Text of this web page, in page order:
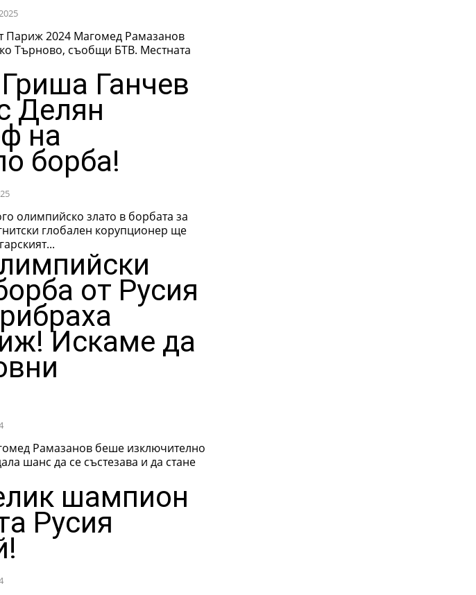
2024 Магомед Рамазанов
Търново, съобщи БТВ. Местната
Ганчев
Делян
на
борба!
олимпийско злато в борбата за
глобален корупционер ще
от Русия
Искаме да
Рамазанов беше изключително
шанс да се състезава и да стане
шампион
Русия